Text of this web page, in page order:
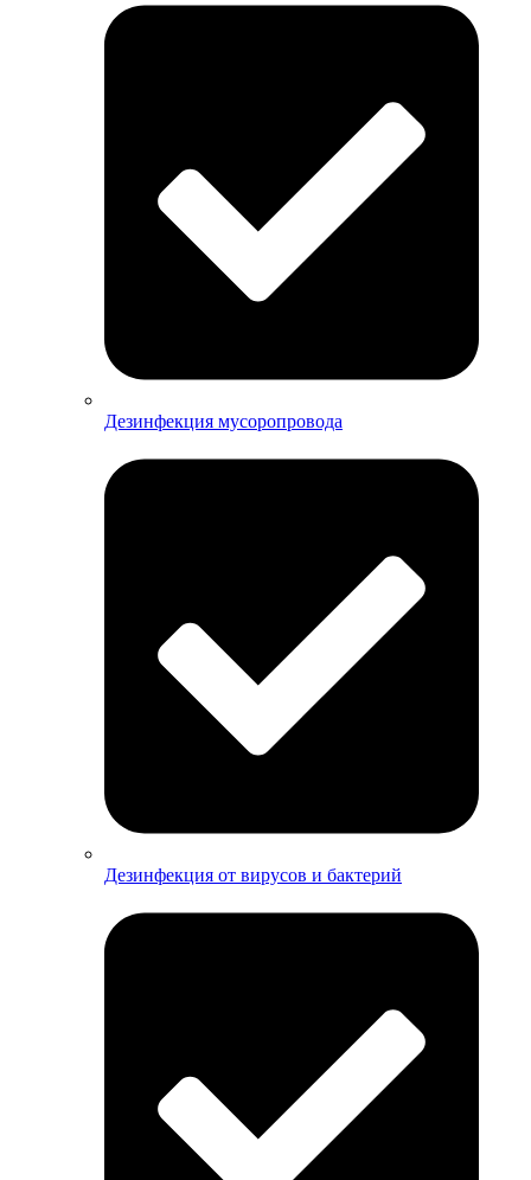
Дезинфекция мусоропровода
Дезинфекция от вирусов и бактерий